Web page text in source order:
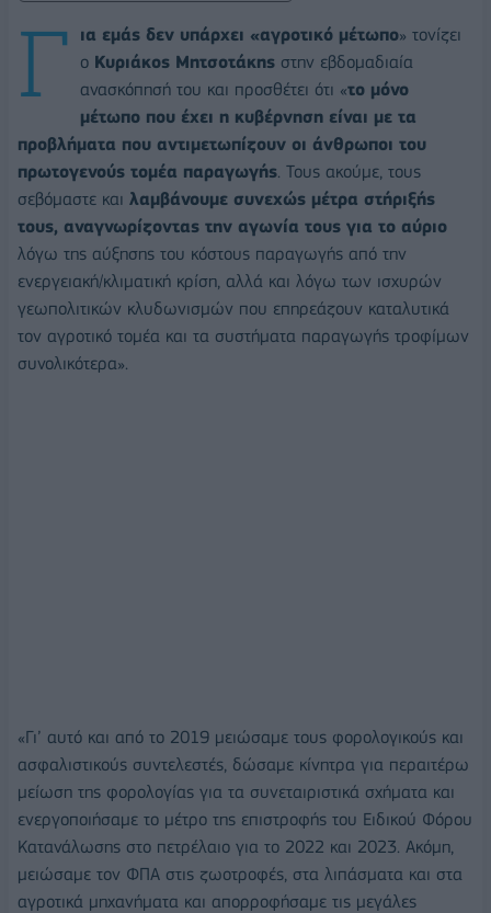
Γ ια εμάς δεν υπάρχει «αγροτικό μέτωπο» τονίζει
ο Κυριάκος Μητσοτάκης στην εβδομαδιαία
ανασκόπησή του και προσθέτει ότι «το μόνο
μέτωπο που έχει η κυβέρνηση είναι με τα
προβλήματα που αντιμετωπίζουν οι άνθρωποι του
πρωτογενούς τομέα παραγωγής. Τους ακούμε, τους
σεβόμαστε και λαμβάνουμε συνεχώς μέτρα στήριξής
τους, αναγνωρίζοντας την αγωνία τους για το αύριο
λόγω της αύξησης του κόστους παραγωγής από την
ενεργειακή/κλιματική κρίση, αλλά και λόγω των ισχυρών
γεωπολιτικών κλυδωνισμών που επηρεάζουν καταλυτικά
τον αγροτικό τομέα και τα συστήματα παραγωγής τροφίμων
συνολικότερα».
«Γι’ αυτό και από το 2019 μειώσαμε τους φορολογικούς και
ασφαλιστικούς συντελεστές, δώσαμε κίνητρα για περαιτέρω
μείωση της φορολογίας για τα συνεταιριστικά σχήματα και
ενεργοποιήσαμε το μέτρο της επιστροφής του Ειδικού Φόρου
Κατανάλωσης στο πετρέλαιο για το 2022 και 2023. Ακόμη,
μειώσαμε τον ΦΠΑ στις ζωοτροφές, στα λιπάσματα και στα
αγροτικά μηχανήματα και απορροφήσαμε τις μεγάλες